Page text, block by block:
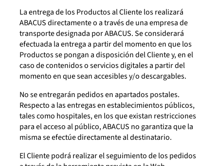
La entrega de los Productos al Cliente los realizará
ABACUS directamente o a través de una empresa de
transporte designada por ABACUS. Se considerará
efectuada la entrega a partir del momento en que los
Productos se pongan a disposición del Cliente y, en el
caso de contenidos o servicios digitales a partir del
momento en que sean accesibles y/o descargables.
No se entregarán pedidos en apartados postales.
Respecto a las entregas en establecimientos públicos,
tales como hospitales, en los que existan restricciones
para el acceso al público, ABACUS no garantiza que la
misma se efectúe directamente al destinatario.
El Cliente podrá realizar el seguimiento de los pedidos